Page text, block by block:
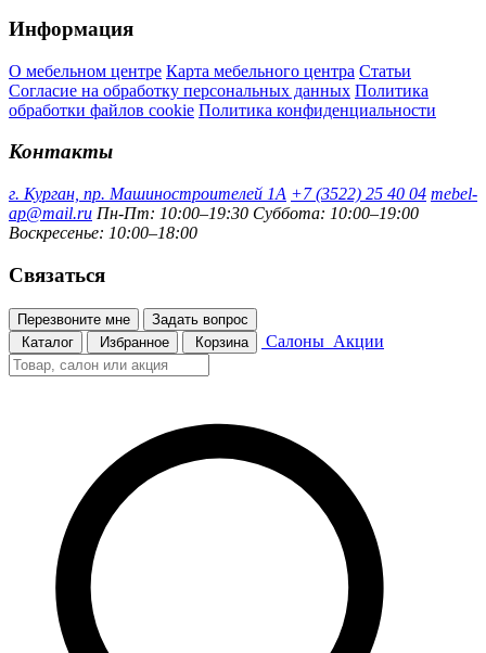
Информация
О мебельном центре Карта мебельного центра Статьи
Согласие на обработку персональных данных Политика
обработки файлов cookie Политика конфиденциальности
Контакты
г. Курган, пр. Машиностроителей 1А +7 (3522) 25 40 04 mebel-
ap@mail.ru Пн-Пт: 10:00–19:30 Суббота: 10:00–19:00
Воскресенье: 10:00–18:00
Связаться
Перезвоните мне
Задать вопрос
Каталог
Избранное Корзина Салоны Акции